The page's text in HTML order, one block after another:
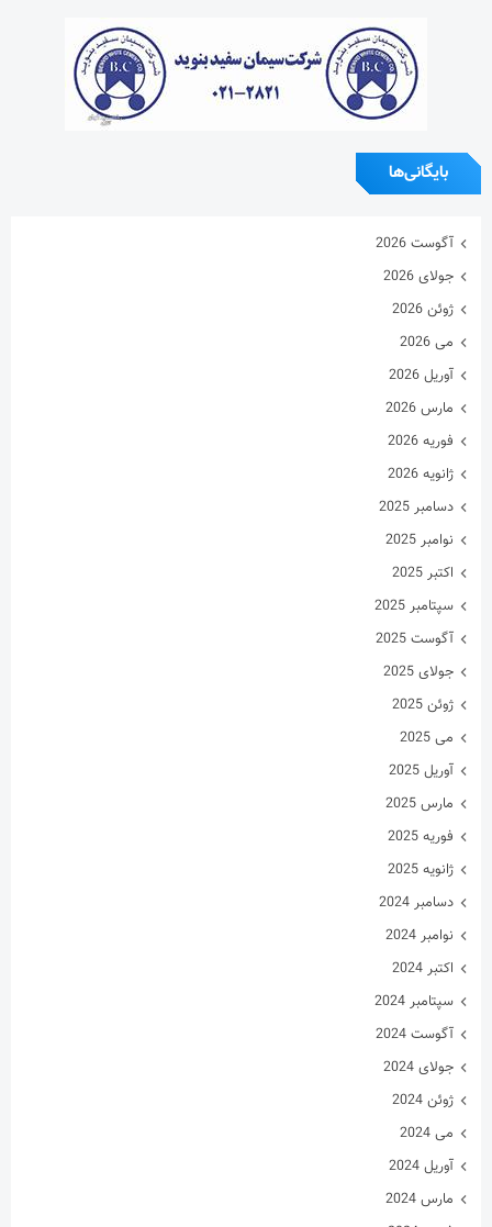
بایگانی‌ها
آگوست 2026
جولای 2026
ژوئن 2026
می 2026
آوریل 2026
مارس 2026
فوریه 2026
ژانویه 2026
دسامبر 2025
نوامبر 2025
اکتبر 2025
سپتامبر 2025
آگوست 2025
جولای 2025
ژوئن 2025
می 2025
آوریل 2025
مارس 2025
فوریه 2025
ژانویه 2025
دسامبر 2024
نوامبر 2024
اکتبر 2024
سپتامبر 2024
آگوست 2024
جولای 2024
ژوئن 2024
می 2024
آوریل 2024
مارس 2024